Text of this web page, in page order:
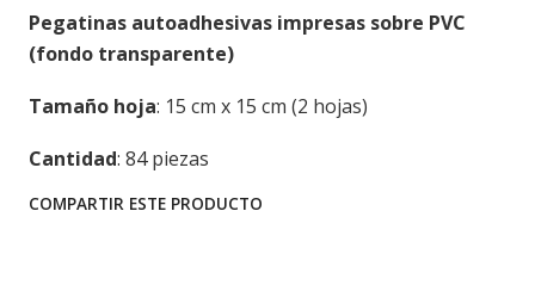
Pegatinas autoadhesivas impresas sobre PVC
(fondo transparente)
Tamaño hoja: 15 cm x 15 cm (2 hojas)
Cantidad: 84 piezas
COMPARTIR ESTE PRODUCTO